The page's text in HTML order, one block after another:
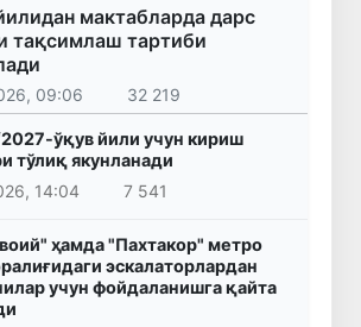
мактабларда дарс
тақсимлаш тартиби
09:06 32 219
ўқув йили учун кириш
тўлиқ якунланади
14:04
7 541
ҳамда "Пахтакор" метро
эскалаторлардан
учун фойдаланишга қайта